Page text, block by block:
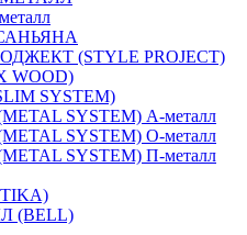
(STYLE PROJECT)
WOOD)
SYSTEM)
SYSTEM) А-металл
SYSTEM) О-металл
SYSTEM) П-металл
(BELL)